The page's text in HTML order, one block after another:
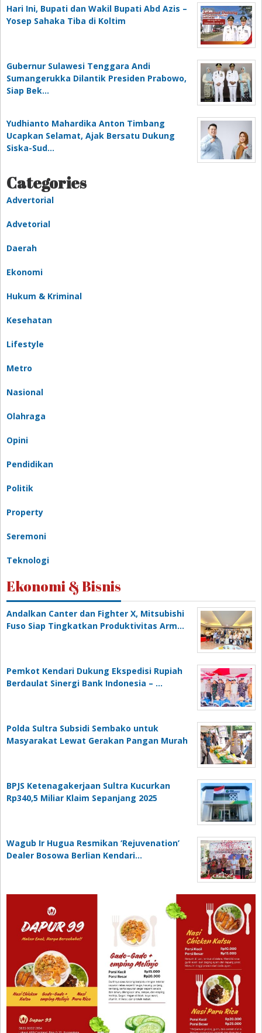
Hari Ini, Bupati dan Wakil Bupati Abd Azis –
Yosep Sahaka Tiba di Koltim
Gubernur Sulawesi Tenggara Andi
Sumangerukka Dilantik Presiden Prabowo,
Siap Bek…
Yudhianto Mahardika Anton Timbang
Ucapkan Selamat, Ajak Bersatu Dukung
Siska-Sud…
Categories
Advertorial
Advetorial
Daerah
Ekonomi
Hukum & Kriminal
Kesehatan
Lifestyle
Metro
Nasional
Olahraga
Opini
Pendidikan
Politik
Property
Seremoni
Teknologi
Ekonomi & Bisnis
Andalkan Canter dan Fighter X, Mitsubishi
Fuso Siap Tingkatkan Produktivitas Arm…
Pemkot Kendari Dukung Ekspedisi Rupiah
Berdaulat Sinergi Bank Indonesia – …
Polda Sultra Subsidi Sembako untuk
Masyarakat Lewat Gerakan Pangan Murah
BPJS Ketenagakerjaan Sultra Kucurkan
Rp340,5 Miliar Klaim Sepanjang 2025
Wagub Ir Hugua Resmikan ‘Rejuvenation’
Dealer Bosowa Berlian Kendari…